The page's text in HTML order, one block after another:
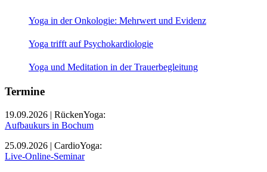
Yoga in der Onkologie: Mehrwert und Evidenz
Yoga trifft auf Psychokardiologie
Yoga und Meditation in der Trauerbegleitung
Termine
19.09.2026 | RückenYoga:
Aufbaukurs in Bochum
25.09.2026 | CardioYoga:
Live-Online-Seminar